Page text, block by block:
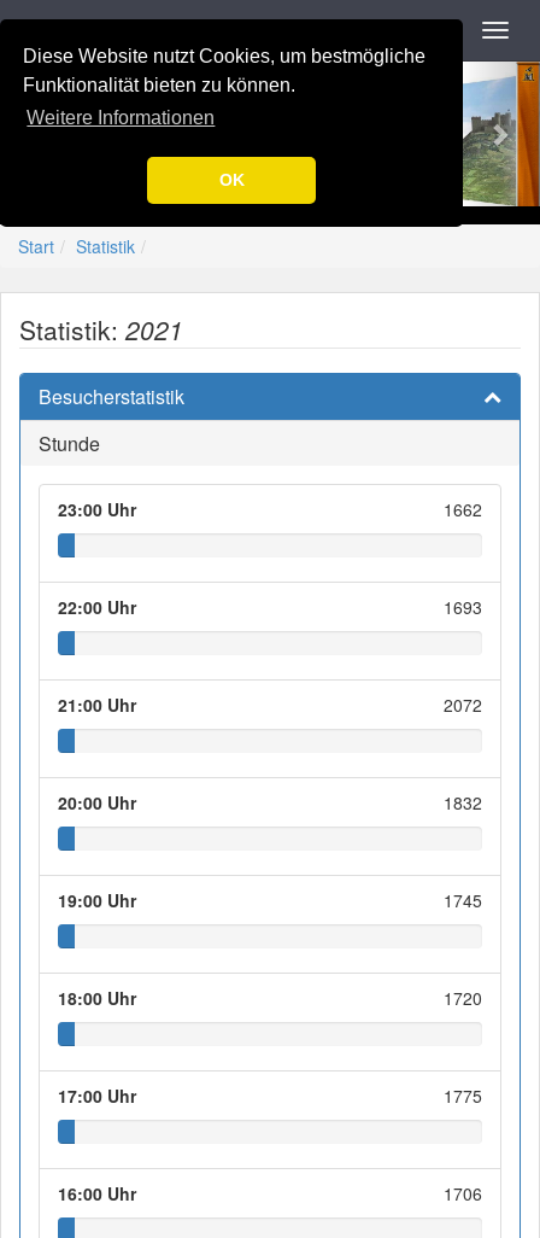
Diese Website nutzt Cookies, um bestmögliche
Funktionalität bieten zu können.
Weitere Informationen
OK
Navigation
Previous-=[Nation-7.de]=-
Start Statistik
Statistik:2021
Besucherstatistik
Stunde
23:00 Uhr 1662
22:00 Uhr 1693
21:00 Uhr 2072
20:00 Uhr 1832
19:00 Uhr 1745
18:00 Uhr 1720
17:00 Uhr 1775
16:00 Uhr 1706